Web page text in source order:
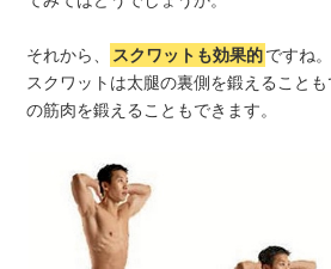
それから、 スクワットも効果的ですね。
スクワットは太腿の裏側を鍛えること
の筋肉を鍛えることもできます。